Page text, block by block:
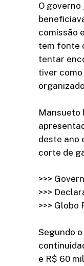
O
comissão
tem fonte
tentar
tiver
Mansueto
deste ano
corte de
>>>
>>>
>>>
Segundo
e R$ 60